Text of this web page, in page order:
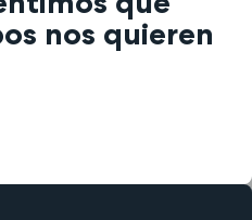
nos quieren